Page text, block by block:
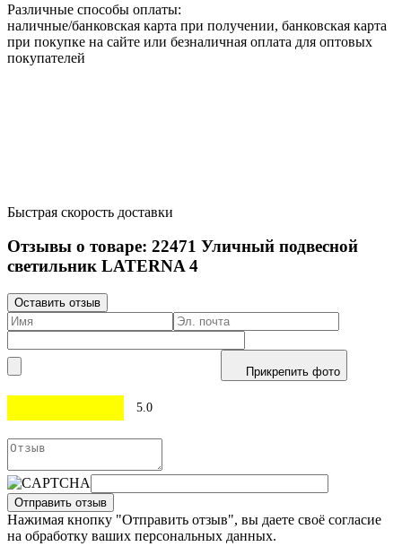
Различные способы оплаты:
наличные/банковская карта при получении, банковская карта
при покупке на сайте или безналичная оплата для оптовых
покупателей
Быстрая скорость доставки
Отзывы о товаре: 22471 Уличный подвесной
светильник LATERNA 4
Оставить отзыв
Прикрепить фото
5.0
Отправить отзыв
Нажимая кнопку "Отправить отзыв", вы даете своё согласие
на обработку ваших персональных данных.